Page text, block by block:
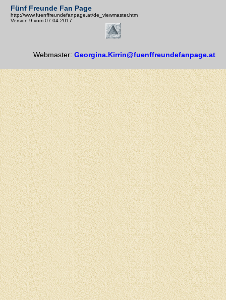
Fünf Freunde Fan Page
http://www.fuenffreundefanpage.at/de_viewmaster.htm
Version 9 vom 07.04.2017
Webmaster: Georgina.Kirrin@fuenffreundefanpage.at